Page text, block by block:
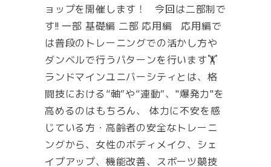
ョップを開催します！ 今回は二部制で
す‼️ 一部 基礎編 二部 応用編 応用編で
は普段のトレーニングでの活かし方や
ダンベルで行うパターンを行います🏋️
ランドマインユニバーシティとは、格
闘技における“軸”や“連動”、"爆発力"を
高めるのはもちろん、 体力に不安を感
じている方・高齢者の安全なトレーニ
ングから、女性のボディメイク、シェ
イプアップ、機能改善、スポーツ競技